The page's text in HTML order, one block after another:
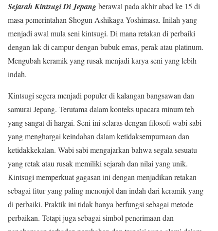
Sejarah Kintsugi Di Jepangberawal pada akhir abad ke 15 di
masa pemerintahan Shogun Ashikaga Yoshimasa. Inilah yang
menjadi awal mula seni kintsugi. Di mana retakan di perbaiki
dengan lak di campur dengan bubuk emas, perak atau platinum.
Mengubah keramik yang rusak menjadi karya seni yang lebih
indah.
Kintsugi segera menjadi populer di kalangan bangsawan dan
samurai Jepang. Terutama dalam konteks upacara minum teh
yang sangat di hargai. Seni ini selaras dengan filosofi wabi sabi
yang menghargai keindahan dalam ketidaksempurnaan dan
ketidakkekalan. Wabi sabi mengajarkan bahwa segala sesuatu
yang retak atau rusak memiliki sejarah dan nilai yang unik.
Kintsugi memperkuat gagasan ini dengan menjadikan retakan
sebagai fitur yang paling menonjol dan indah dari keramik yang
di perbaiki. Praktik ini tidak hanya berfungsi sebagai metode
perbaikan. Tetapi juga sebagai simbol penerimaan dan